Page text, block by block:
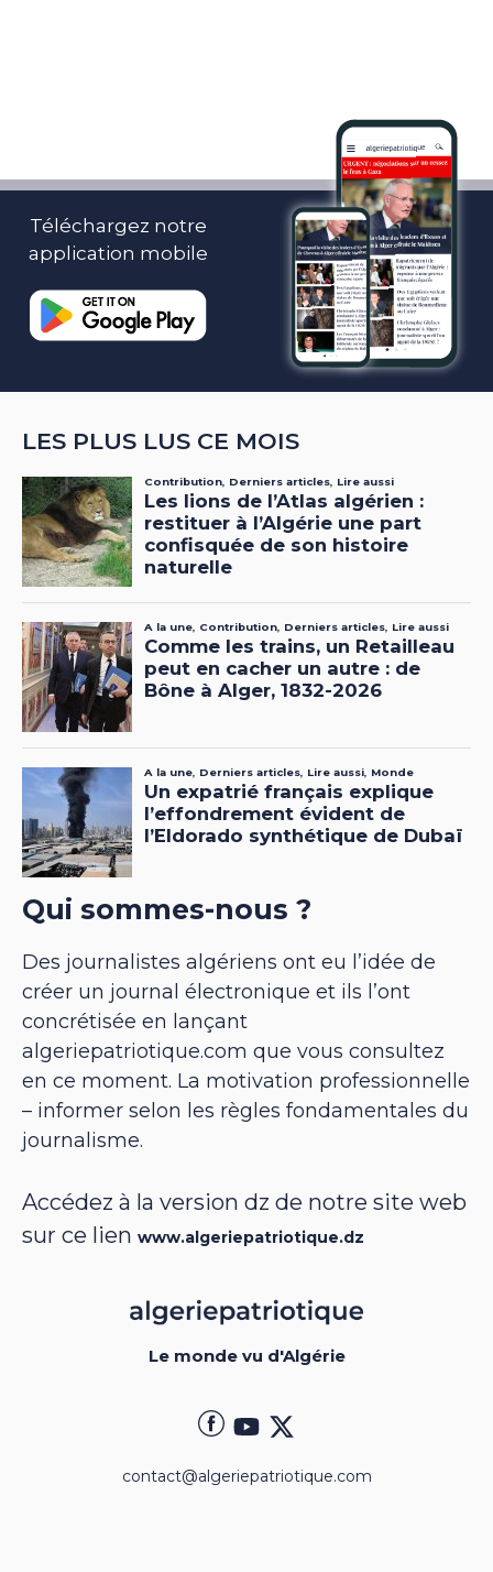
Téléchargez notre
application mobile
LES PLUS LUS CE MOIS
Qui sommes-nous ?
Des journalistes algériens ont eu l’idée de
créer un journal électronique et ils l’ont
concrétisée en lançant
algeriepatriotique.com que vous consultez
en ce moment. La motivation professionnelle
– informer selon les règles fondamentales du
journalisme.
Accédez à la version dz de notre site web
sur ce lien www.algeriepatriotique.dz
Le monde vu d'Algérie
contact@algeriepatriotique.com